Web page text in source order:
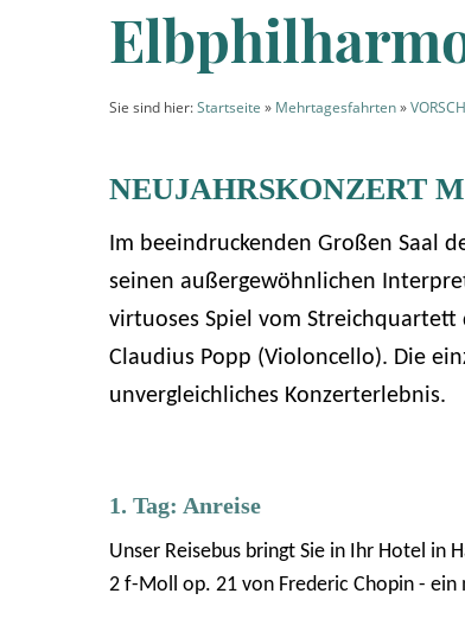
Sie sind hier:Startseite » Mehrtagesfahrten»
NEUJAHRSKONZERT
Im beeindruckenden Großen Saal
seinen außergewöhnlichen
virtuoses Spiel vom Streichquartett
Claudius Popp (Violoncello). Die
unvergleichliches Konzerterlebnis.
1. Tag: Anreise
Unser Reisebus bringt Sie in Ihr Hotel in
2 f-Moll op. 21 von Frederic Chopin - ein